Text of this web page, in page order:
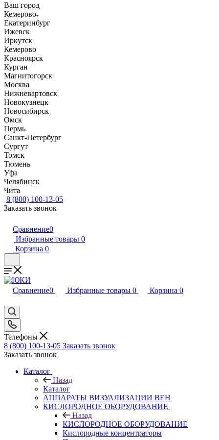
Ваш город
Кемерово
Екатеринбург
Ижевск
Иркутск
Кемерово
Красноярск
Курган
Магнитогорск
Москва
Нижневартовск
Новокузнецк
Новосибирск
Омск
Пермь
Санкт-Петербург
Сургут
Томск
Тюмень
Уфа
Челябинск
Чита
8 (800) 100-13-05
Заказать звонок
Сравнение0
Избранные товары 0
Корзина 0
Сравнение0 Избранные товары 0 Корзина 0
Телефоны
8 (800) 100-13-05 Заказать звонок
Заказать звонок
Каталог
Назад
Каталог
АППАРАТЫ ВИЗУАЛИЗАЦИИ ВЕН
КИСЛОРОДНОЕ ОБОРУДОВАНИЕ
Назад
КИСЛОРОДНОЕ ОБОРУДОВАНИЕ
Кислородные концентраторы